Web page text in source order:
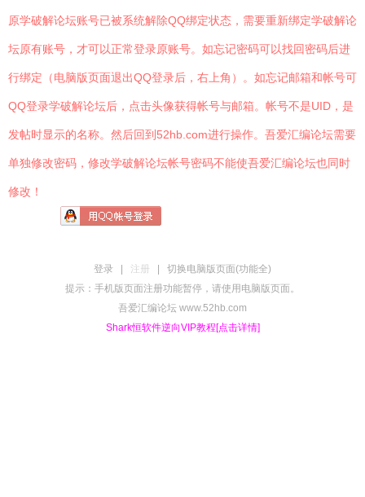
原学破解论坛账号已被系统解除QQ绑定状态，需要重新绑定学破解论
坛原有账号，才可以正常登录原账号。如忘记密码可以找回密码后进
行绑定（电脑版页面退出QQ登录后，右上角）。如忘记邮箱和帐号可
QQ登录学破解论坛后，点击头像获得帐号与邮箱。帐号不是UID，是
发帖时显示的名称。然后回到52hb.com进行操作。吾爱汇编论坛需要
单独修改密码，修改学破解论坛帐号密码不能使吾爱汇编论坛也同时
修改！
登录 注册
切换电脑版页面(功能全)
提示：手机版页面注册功能暂停，请使用电脑版页面。
吾爱汇编论坛 www.52hb.com
Shark恒软件逆向VIP教程[点击详情]